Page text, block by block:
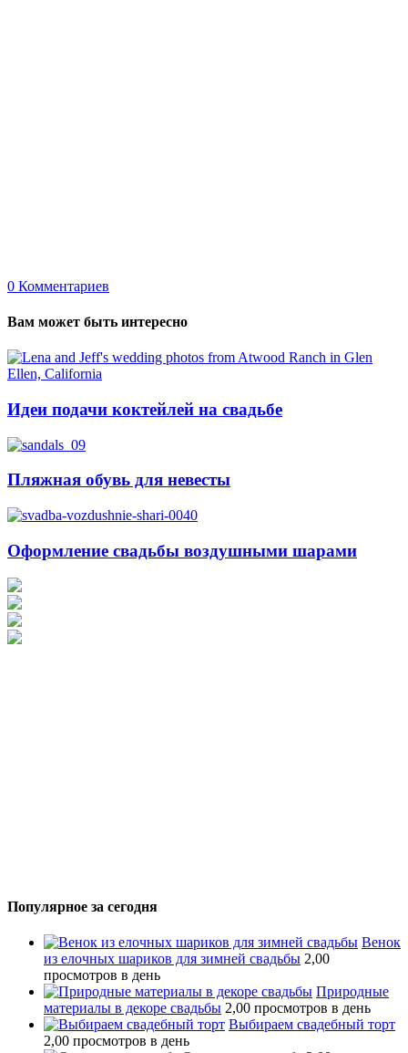
0 Комментариев
Вам может быть интересно
Идеи подачи коктейлей на свадьбе
Пляжная обувь для невесты
Оформление свадьбы воздушными шарами
Популярное за сегодня
Венок
из елочных шариков для зимней свадьбы 2,00
просмотров в день
Природные
материалы в декоре свадьбы 2,00 просмотров в день
Выбираем свадебный торт
2,00 просмотров в день